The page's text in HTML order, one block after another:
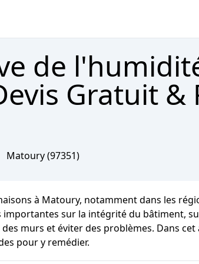
de
Gratuit &
Matoury(97351)
à Matoury, notamment dans les
sur la intégrité du bâtiment,
murs et éviter des problèmes. Dans
pour y remédier.